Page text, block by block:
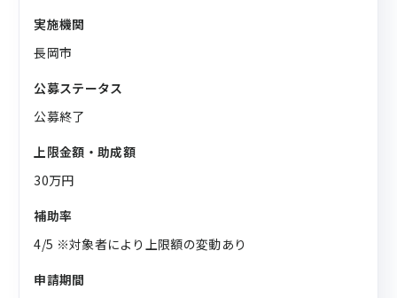
実施機関
長岡市
公募ステータス
公募終了
上限金額・助成額
30万円
補助率
4/5 ※対象者により上限額の変動あり
申請期間